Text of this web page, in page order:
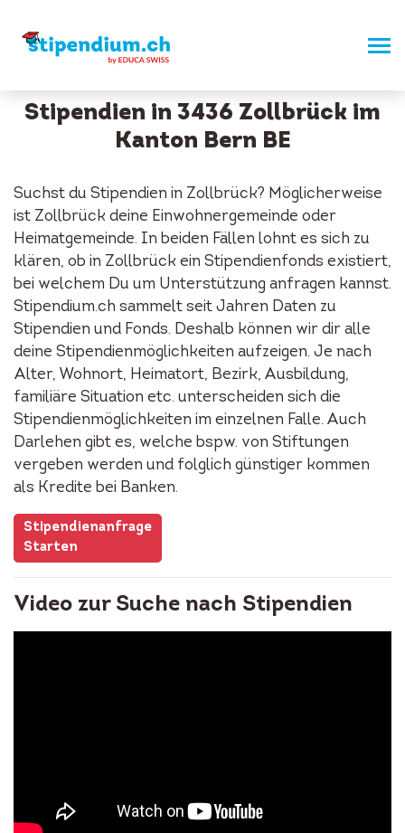
Stipendien in 3436 Zollbrück im
Kanton Bern BE
Suchst du Stipendien in Zollbrück? Möglicherweise
ist Zollbrück deine Einwohnergemeinde oder
Heimatgemeinde. In beiden Fällen lohnt es sich zu
klären, ob in Zollbrück ein Stipendienfonds existiert,
bei welchem Du um Unterstützung anfragen kannst.
Stipendium.ch sammelt seit Jahren Daten zu
Stipendien und Fonds. Deshalb können wir dir alle
deine Stipendienmöglichkeiten aufzeigen. Je nach
Alter, Wohnort, Heimatort, Bezirk, Ausbildung,
familiäre Situation etc. unterscheiden sich die
Stipendienmöglichkeiten im einzelnen Falle. Auch
Darlehen gibt es, welche bspw. von Stiftungen
vergeben werden und folglich günstiger kommen
als Kredite bei Banken.
Stipendienanfrage
Starten
Video zur Suche nach Stipendien